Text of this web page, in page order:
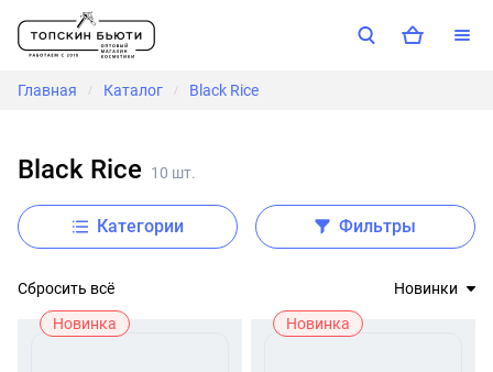
Главная / Каталог / Black Rice
Black Rice 10 шт.
Категории Фильтры
Сбросить всё
Новинки
Новинка
Новинка